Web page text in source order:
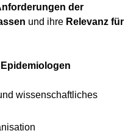
der
und ihre Relevanz für
wissenschaftliches